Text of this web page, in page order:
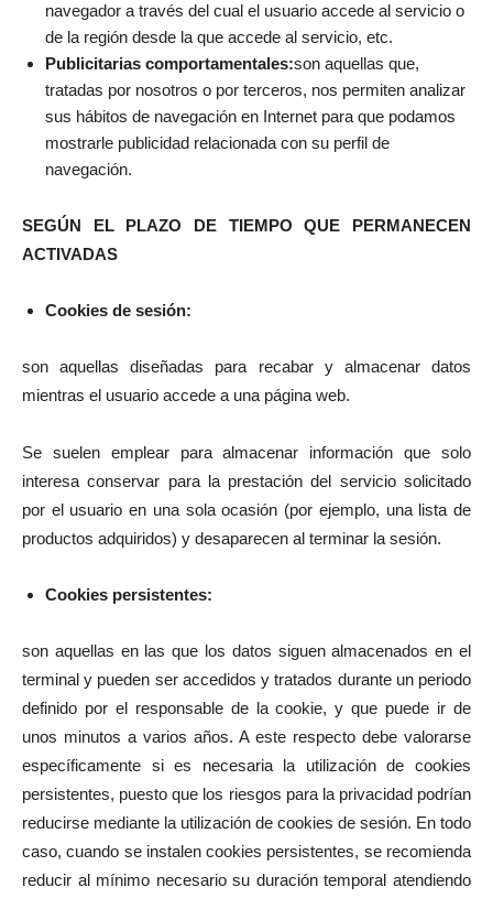
navegador a través del cual el usuario accede al servicio o
de la región desde la que accede al servicio, etc.
Publicitarias comportamentales:son aquellas que,
tratadas por nosotros o por terceros, nos permiten analizar
sus hábitos de navegación en Internet para que podamos
mostrarle publicidad relacionada con su perfil de
navegación.
SEGÚN EL PLAZO DE TIEMPO QUE PERMANECEN
ACTIVADAS
Cookies de sesión:
son aquellas diseñadas para recabar y almacenar datos
mientras el usuario accede a una página web.
Se suelen emplear para almacenar información que solo
interesa conservar para la prestación del servicio solicitado
por el usuario en una sola ocasión (por ejemplo, una lista de
productos adquiridos) y desaparecen al terminar la sesión.
Cookies persistentes:
son aquellas en las que los datos siguen almacenados en el
terminal y pueden ser accedidos y tratados durante un periodo
definido por el responsable de la cookie, y que puede ir de
unos minutos a varios años. A este respecto debe valorarse
específicamente si es necesaria la utilización de cookies
persistentes, puesto que los riesgos para la privacidad podrían
reducirse mediante la utilización de cookies de sesión. En todo
caso, cuando se instalen cookies persistentes, se recomienda
reducir al mínimo necesario su duración temporal atendiendo